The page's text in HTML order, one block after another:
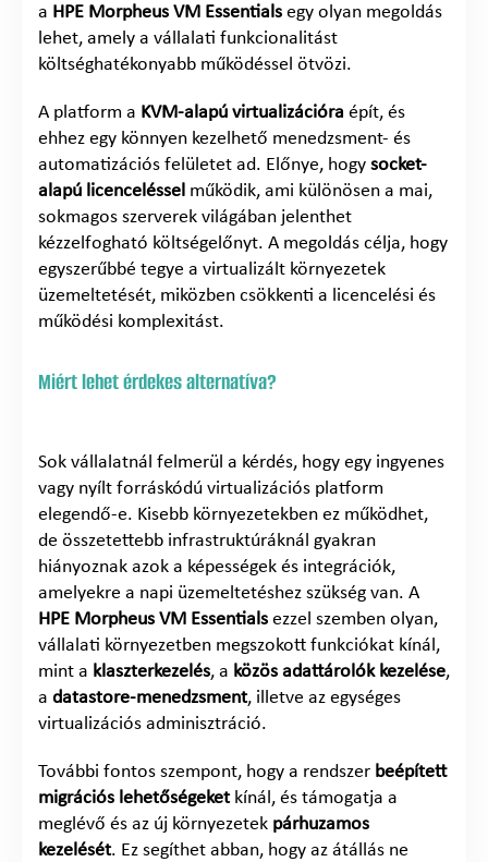
a HPE Morpheus VM Essentials egy olyan megoldás
lehet, amely a vállalati funkcionalitást
költséghatékonyabb működéssel ötvözi.
A platform a KVM-alapú virtualizációra épít, és
ehhez egy könnyen kezelhető menedzsment- és
automatizációs felületet ad. Előnye, hogy socket-
alapú licenceléssel működik, ami különösen a mai,
sokmagos szerverek világában jelenthet
kézzelfogható költségelőnyt. A megoldás célja, hogy
egyszerűbbé tegye a virtualizált környezetek
üzemeltetését, miközben csökkenti a licencelési és
működési komplexitást.
Miért lehet érdekes alternatíva?
Sok vállalatnál felmerül a kérdés, hogy egy ingyenes
vagy nyílt forráskódú virtualizációs platform
elegendő-e. Kisebb környezetekben ez működhet,
de összetettebb infrastruktúráknál gyakran
hiányoznak azok a képességek és integrációk,
amelyekre a napi üzemeltetéshez szükség van. A
HPE Morpheus VM Essentials ezzel szemben olyan,
vállalati környezetben megszokott funkciókat kínál,
mint a klaszterkezelés, a közös adattárolók kezelése,
a datastore-menedzsment, illetve az egységes
virtualizációs adminisztráció.
További fontos szempont, hogy a rendszer beépített
migrációs lehetőségeketkínál, és támogatja a
meglévő és az új környezetek párhuzamos
kezelését. Ez segíthet abban, hogy az átállás ne